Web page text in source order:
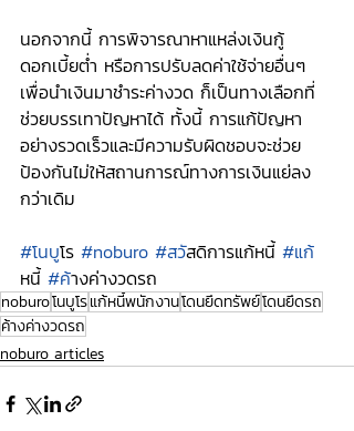
นอกจากนี้ การพิจารณาหาแหล่งเงินกู้
ดอกเบี้ยต่ำ หรือการปรับลดค่าใช้จ่ายอื่นๆ
เพื่อนำเงินมาชำระค่างวด ก็เป็นทางเลือกที่
ช่วยบรรเทาปัญหาได้ ทั้งนี้ การแก้ปัญหา
อย่างรวดเร็วและมีความรับผิดชอบจะช่วย
ป้องกันไม่ให้สถานการณ์ทางการเงินแย่ลง
กว่าเดิม
#โนบูโร #noburo #สวัสดิการแก้หนี้ #แก
หนี้ #ค้างค่างวดรถ
noburoโนบูโรแก้หนี้พนักงานโดนยึดทรัพย์โดนยึดรถ
ค้างค่างวดรถ
noburo articles